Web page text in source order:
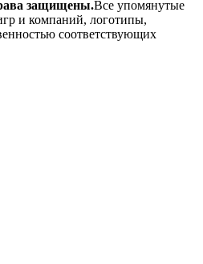
защищены.Все упомянутые
и компаний, логотипы,
соответствующих